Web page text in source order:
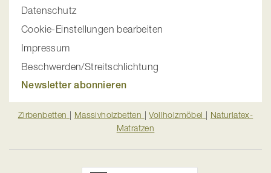
Datenschutz
Cookie-Einstellungen bearbeiten
Impressum
Beschwerden/Streitschlichtung
Newsletter abonnieren
Zirbenbetten | Massivholzbetten |Vollholzmöbel | Naturlatex-
Matratzen